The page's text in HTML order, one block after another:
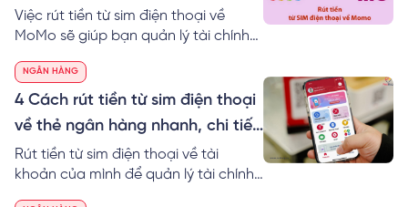
nhất
Việc rút tiền từ sim điện thoại về
MoMo sẽ giúp bạn quản lý tài chính
dụng tiền linh hoạt vào nhiều công
việc khác nhau nhanh chóng hơn.
Tìm hiểu ngay cách rút tiền từ sim
điện thoại về MoMo an toàn nhé!
NGÂN HÀNG
4 Cách rút tiền từ sim điện thoại
về thẻ ngân hàng nhanh, chi tiết
nhất
Rút tiền từ sim điện thoại về tài
khoản của mình để quản lý tài chính